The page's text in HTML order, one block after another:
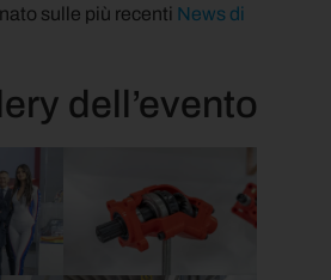
sulle più recenti News di
dell’evento